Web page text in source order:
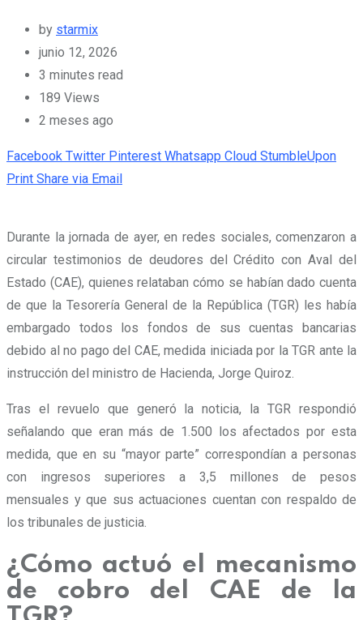
by starmix
junio 12, 2026
3 minutes read
189 Views
2 meses ago
Facebook Twitter Pinterest Whatsapp Cloud StumbleUpon
Print Share via Email
Durante la jornada de ayer, en redes sociales, comenzaron a
circular testimonios de deudores del Crédito con Aval del
Estado (CAE), quienes relataban cómo se habían dado cuenta
de que la Tesorería General de la República (TGR) les había
embargado todos los fondos de sus cuentas bancarias
debido al no pago del CAE, medida iniciada por la TGR ante la
instrucción del ministro de Hacienda, Jorge Quiroz.
Tras el revuelo que generó la noticia, la TGR respondió
señalando que eran más de 1.500 los afectados por esta
medida, que en su “mayor parte” correspondían a personas
con ingresos superiores a 3,5 millones de pesos
mensuales y que sus actuaciones cuentan con respaldo de
los tribunales de justicia.
¿Cómo actuó el mecanismo
de cobro del CAE de la